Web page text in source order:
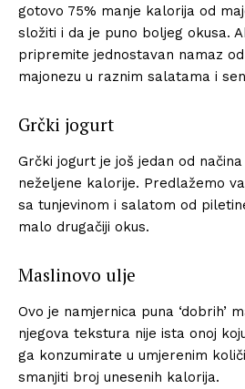
gotovo 75% manje kalorija od
složiti i da je puno boljeg okusa.
pripremite jednostavan namaz
majonezu u raznim salatama i
Grčki jogurt
Grčki jogurt je još jedan od
neželjene kalorije. Predlažemo
sa tunjevinom i salatom od
malo drugačiji okus.
Maslinovo ulje
Ovo je namjernica puna ‘dobrih’
njegova tekstura nije ista onoj
ga konzumirate u umjerenim
smanjiti broj unesenih kalorija.